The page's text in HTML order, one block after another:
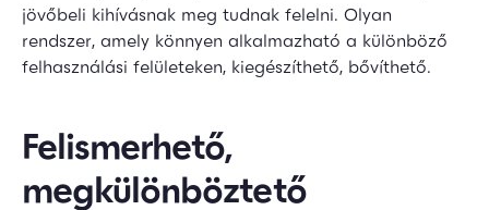
jövőbeli kihívásnak meg tudnak felelni. Olyan
rendszer, amely könnyen alkalmazható a különböző
felhasználási felületeken, kiegészíthető, bővíthető.
Felismerhető,
megkülönböztető